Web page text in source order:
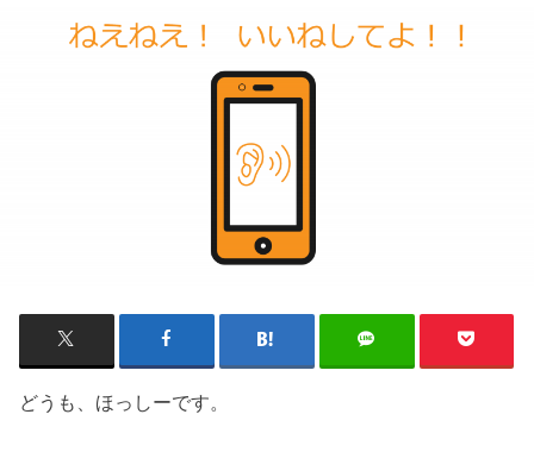
どうも、ほっしーです。